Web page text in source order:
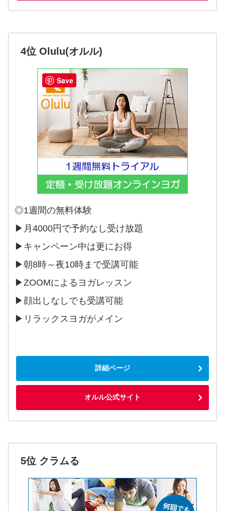
4位 Olulu(オルル)
◎1週間の無料体験
▶︎月4000円で予約なし受け放題
▶︎キャンペーン中は更にお得
▶︎朝8時～夜10時まで受講可能
▶︎ZOOMによるヨガレッスン
▶︎顔出しなしでも受講可能
▶︎リラックスヨガがメイン
詳細ページ
オルル公式サイト
5位 クラムる
Save